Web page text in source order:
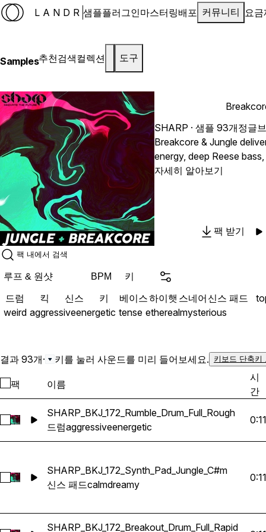
LANDR 샘플플러그인마스터링배포 커뮤니티 요금
Samples추천검색컬렉션 도구
SHARP · 샘플 93개정글
Breakcore & Jungle
energy, deep Reese
keys, pads, gates, and
quickly turn into full tracks. The sounds work well
heavy drum kits and
melodic layers and gritty
you a direct toolkit for
energetic tracks.
자세히 알아보기
팩 받기
루프 & 원샷 BPM 키
드럼 킥 신스 키 베이스하이햇 스네어 신스 패드
weird aggressiveenergetic tense etherealmysterious
결과 93개· 키를 눌러 사운드를 미리 들어보세요. 키보드 단축키
팩 이름
시
간
SHARP_BKJ_172_Rumble_Drum_Full_Rough 선택
SHARP_BKJ_172_Rumble_Drum_Full_Rough
드럼aggressiveenergetic
0:11
SHARP_BKJ_172_Synth_Pad_Jungle_C#m 선택
SHARP_BKJ_172_Synth_Pad_Jungle_C#m
신스 패드calmdreamy
0:11
SHARP_BKJ_172_Breakout_Drum_Full_Rapid